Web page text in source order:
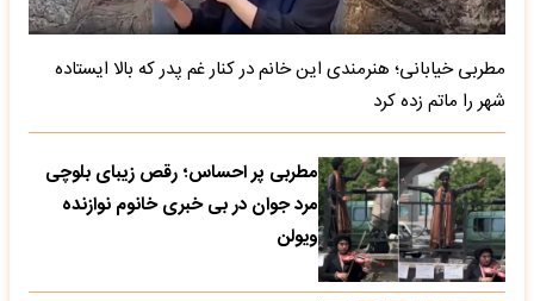
مطربی خیابانی؛ هنرمندی این خانم در کنار غم پدر که بالا ایستاده
شهر را ماتم زده کرد
مطربی پر احساس؛ رقص زیبای بلوچی
مرد جوان در بی خبری خانوم نوازنده
ویولن